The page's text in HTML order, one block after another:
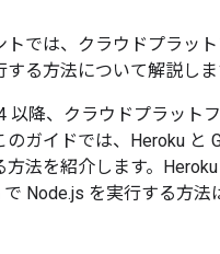
トでは、クラウドプラッ
る方法について解説しま
以降、クラウドプラット
のガイドでは、Heroku と
方法を紹介します。
Node.js を実行する方法